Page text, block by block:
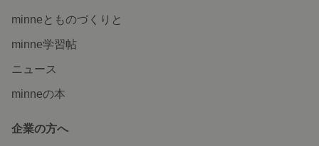
minneとものづくりと
minne学習帖
ニュース
minneの本
企業の方へ